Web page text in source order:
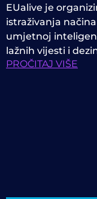
EUalive je
istraživanja
umjetnoj
lažnih vijesti i
PROČITAJ VIŠE